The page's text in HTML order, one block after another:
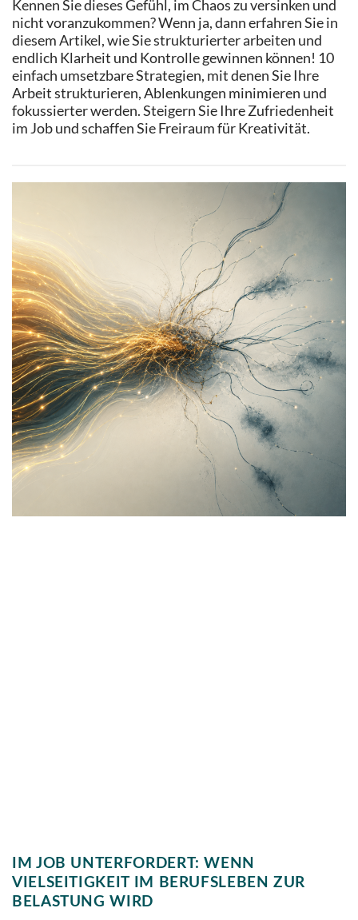
Kennen Sie dieses Gefühl, im Chaos zu versinken und
nicht voranzukommen? Wenn ja, dann erfahren Sie in
diesem Artikel, wie Sie strukturierter arbeiten und
endlich Klarheit und Kontrolle gewinnen können! 10
einfach umsetzbare Strategien, mit denen Sie Ihre
Arbeit strukturieren, Ablenkungen minimieren und
fokussierter werden. Steigern Sie Ihre Zufriedenheit
im Job und schaffen Sie Freiraum für Kreativität.
IM JOB UNTERFORDERT: WENN
VIELSEITIGKEIT IM BERUFSLEBEN ZUR
BELASTUNG WIRD